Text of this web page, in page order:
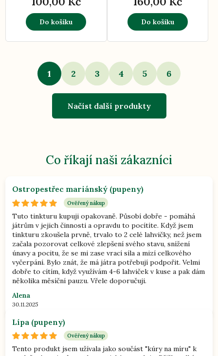
Do košíku Do košíku
1 2 3 4 5 6
Načíst další produkty
Co říkají naši zákazníci
Ostropestřec mariánský (pupeny)
Ověřený nákup
Tuto tinkturu kupuji opakovaně. Působí dobře - pomáhá
játrům v jejich činnosti a opravdu to pocítíte. Když jsem
tinkturu zkoušela prvně, trvalo to 2 celé lahvičky, než jsem
začala pozorovat celkové zlepšení svého stavu, snížení
únavy a pocitu, že se mi zase vrací síla a mizí celkového
vyčerpání. Bylo znát, že má játra potřebují podpořit. Velmi
dobře to cítím, když využívám 4-6 lahviček v kuse a pak dám
několika měsíční pauzu. Vřele doporučuji.
Alena
30.11.2025
Lípa (pupeny)
Ověřený nákup
Tento produkt jsem užívala jako součást "kúry na míru" k